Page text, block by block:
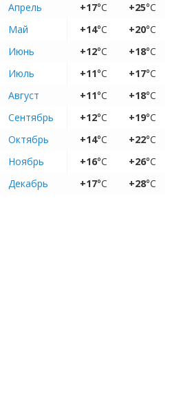
Апрель
+17°C +25°C
Май
+14°C +20°C
Июнь
+12°C +18°C
Июль
+11°C +17°C
Август
+11°C +18°C
Сентябрь
+12°C +19°C
Октябрь
+14°C +22°C
Ноябрь
+16°C +26°C
Декабрь
+17°C +28°C